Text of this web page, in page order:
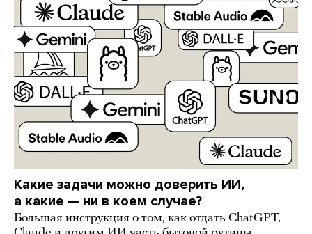
Какие задачи можно доверить ИИ,
а какие — ни в коем случае?
Большая инструкция о том, как отдать ChatGPT,